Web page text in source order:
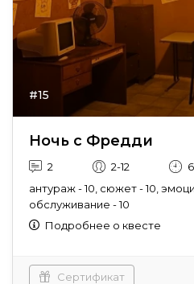
#15
Ночь с Фредди
2 2-12
антураж - 10, сюжет - 10,
обслуживание - 10
Подробнее о квесте
Сертификат